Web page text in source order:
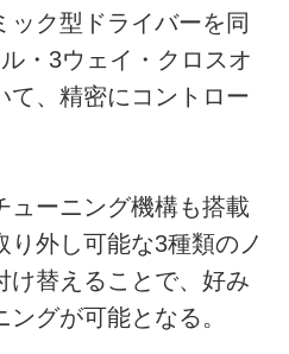
ック型ドライバーを同
・3ウェイ・クロスオ
て、精密にコントロー
ーニング機構も搭載
り外し可能な3種類のノ
け替えることで、好み
グが可能となる。